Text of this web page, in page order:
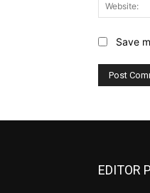
Save
EDITOR